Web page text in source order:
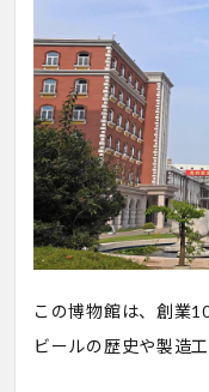
この博物館は、創業
ビールの歴史や製造